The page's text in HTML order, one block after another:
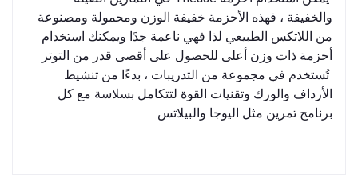
والخفيفة ، فهذه الأحزمة خفيفة الوزن ومحمولة ومصنوعة
من اللاتكس الطبيعي لذا فهي ناعمة جدًا ويمكنك استخدام
أحزمة ذات وزن أعلى للحصول على أقصى قدر من التوتر
تُستخدم في مجموعة من التدريبات ، بدءًا من تنشيط
الأرداف والورك وتقنيات القوة لتتكامل بسلاسة مع كل
برنامج تمرين مثل اليوجا والبيلاتس